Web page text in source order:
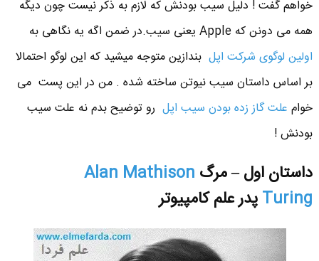
خواهم گفت ! دلیل سیب بودنش که لازم به ذکر نیست چون دیگه
همه می دونن که Apple یعنی سیب.در ضمن اگه یه نگاهی به
اولین لوگوی شرکت اپل بندازین متوجه میشید که این لوگو احتمالا
بر اساس داستان سیب نیوتن ساخته شده . من در این پست می
خوام علت گاز زده بودن سیب اپل رو توضیح بدم نه علت سیب
بودنش !
داستان اول – مرگ Alan Mathison
Turingپدر علم کامپیوتر